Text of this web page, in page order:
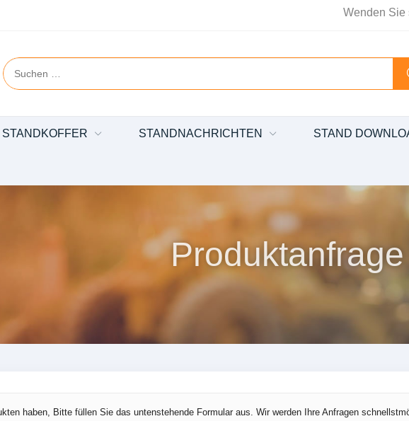
Wenden Sie
STANDKOFFER STANDNACHRICHTEN STAND
Produktanfrage
haben, Bitte füllen Sie das untenstehende Formular aus. Wir werden Ihre Anfragen